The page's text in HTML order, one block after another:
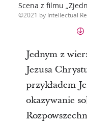
Scena z filmu
2021 by Intellectual
Jednym z
Jezusa
przykładem
okazywanie